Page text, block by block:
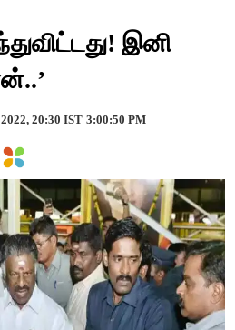
இனி
20:30 IST 3:00:50 PM